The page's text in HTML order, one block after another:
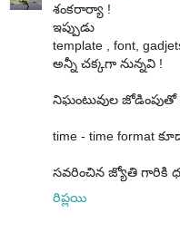
శంకరార్యా !
ఇప్పుడు
template , font,
అన్నీ చక్కగా నున్నవి !
నిఘంటువుల జోడింపుతో
time - time format
సవరించిన జ్యోతి గారికి
రిప్లయి